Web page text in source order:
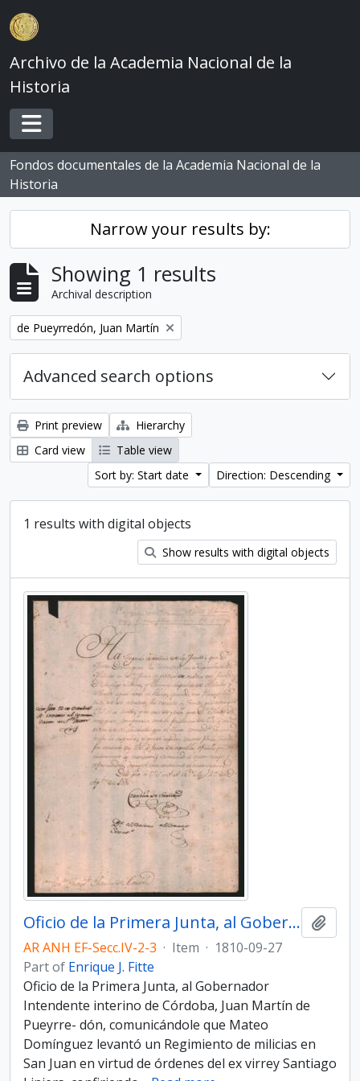
Skip to main content
Archivo de la Academia Nacional de la
Historia
Toggle navigation
Fondos documentales de la Academia Nacional de la
Historia
Narrow your results by:
Showing 1 results
Archival description
Remove filter:
de Pueyrredón, Juan Martín
Advanced search options
Print preview
Hierarchy
Card view
Table view
Sort by: Start date
Direction: Descending
1 results with digital objects
Show results with digital objects
Oficio de la Primera Junta, al Gobernador Intendente interino de Córdoba, Juan Martín de Pueyrredón
AR ANH EF-Secc.IV-2-3 · Item · 1810-09-27
Part of Enrique J. Fitte
Oficio de la Primera Junta, al Gobernador
Intendente interino de Córdoba, Juan Martín de
Pueyrre- dón, comunicándole que Mateo
Domínguez levantó un Regimiento de milicias en
San Juan en virtud de órdenes del ex virrey Santiago